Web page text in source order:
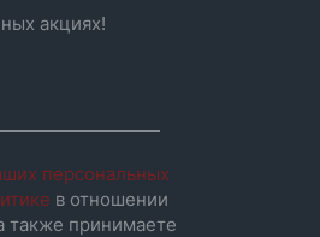
акциях!
персональных
в отношении
также принимаете